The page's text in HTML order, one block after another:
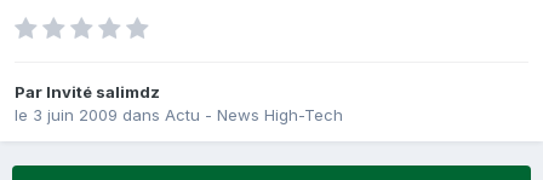
Par Invité salimdz
le 3 juin 2009 dans Actu - News High-Tech